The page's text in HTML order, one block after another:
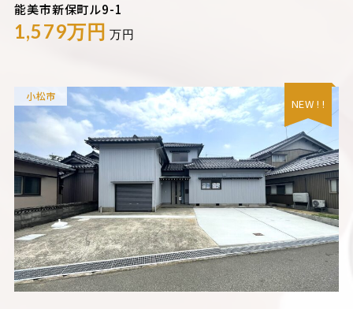
能美市新保町ル9-1
1,579万円 万円
小松市
NEW ! !